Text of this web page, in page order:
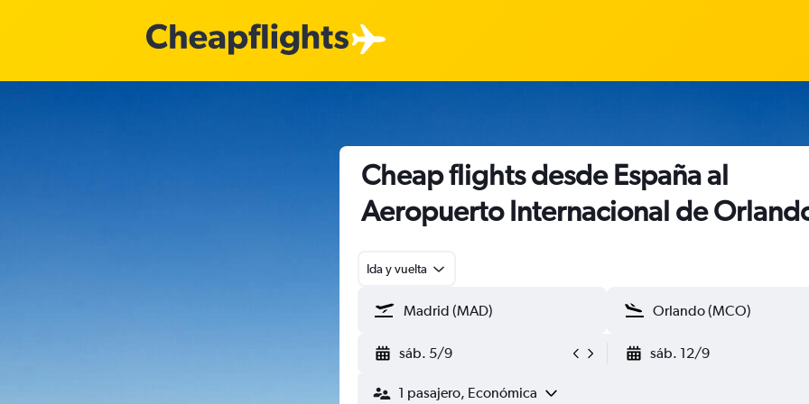
Cheap flights desde España al
Aeropuerto Internacional de
Ida y vuelta
sáb. 5/9 sáb. 12/9
1 pasajero, Económica